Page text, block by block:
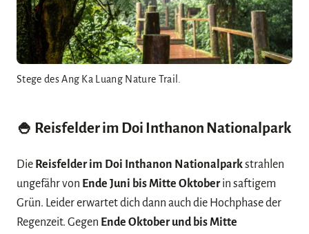
Stege des Ang Ka Luang Nature Trail.
🍚 Reisfelder im Doi Inthanon Nationalpark
Die Reisfelder im Doi Inthanon Nationalparkstrahlen
ungefähr von Ende Juni bis Mitte Oktoberin saftigem
Grün. Leider erwartet dich dann auch die Hochphase der
Regenzeit. Gegen Ende Oktober und bis Mitte